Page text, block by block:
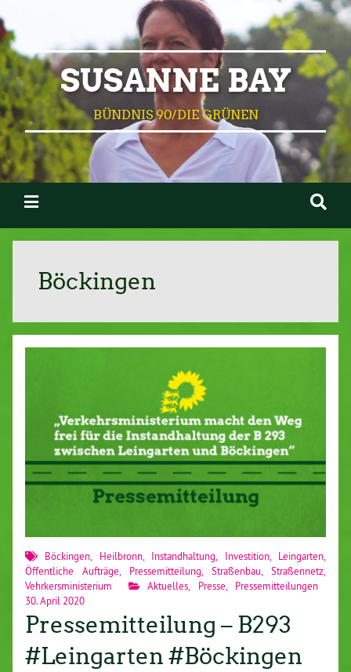
SUSANNE BAY
BÜNDNIS 90/DIE GRÜNEN
Böckingen
Böckingen, Heilbronn, Instandhaltung, Investition, Leingarten,
Öffentliche Aufträge, Pressemitteilung, Straßenbau, Straßennetz,
Vehrkersministerium
Aktuelles, Presse, Pressemitteilungen
30. April 2020
Pressemitteilung – B293
#Leingarten #Böckingen